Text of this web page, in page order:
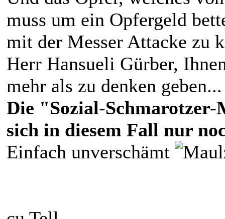
muss um ein Opfergeld
mit der Messer Attacke zu
Herr Hansueli Gürber,
mehr als zu denken geben...
Die "Sozial-
sich in diesem Fall nur
Einfach unverschämt